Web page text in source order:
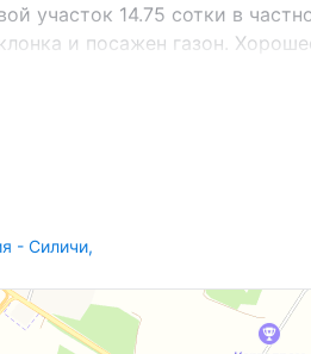
участок 14.75 сотки в
и посажен газон.
Логойск. Чистая продажа!
- Силичи,